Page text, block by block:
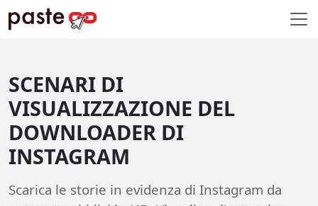
SCENARI DI
VISUALIZZAZIONE DEL
DOWNLOADER DI
INSTAGRAM
Scarica le storie in evidenza di Instagram da